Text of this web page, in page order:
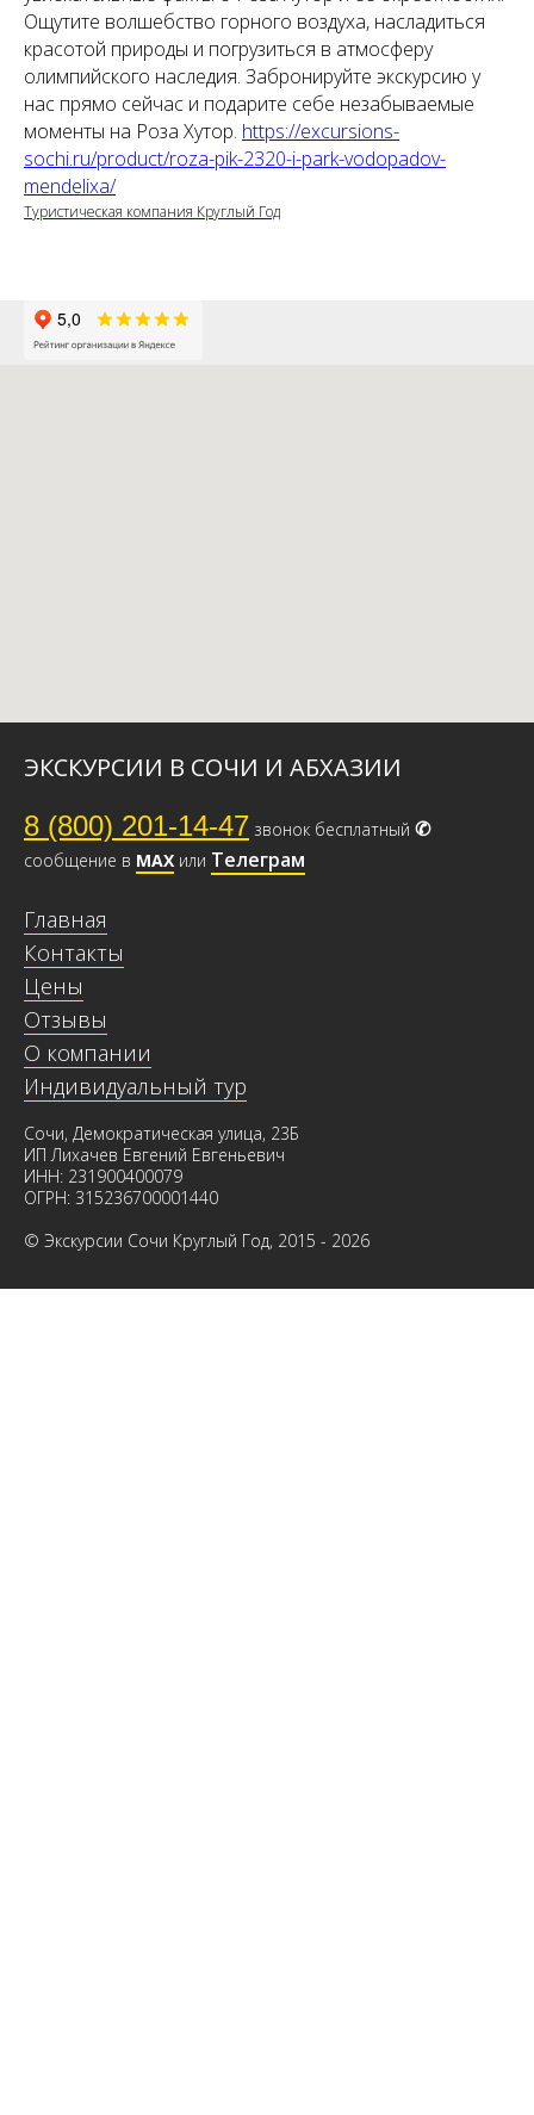
Ощутите волшебство горного воздуха, насладиться
красотой природы и погрузиться в атмосферу
олимпийского наследия. Забронируйте экскурсию у
нас прямо сейчас и подарите себе незабываемые
моменты на Роза Хутор. https://excursions-
sochi.ru/product/roza-pik-2320-i-park-vodopadov-
mendelixa/
Туристическая компания Круглый Год
ЭКСКУРСИИ В СОЧИ И АБХАЗИИ
8 (800) 201-14-47 звонок бесплатный ✆
сообщение в МАХ или Телеграм
Главная
Контакты
Цены
Отзывы
О компании
Индивидуальный тур
Сочи, Демократическая улица, 23Б
ИП Лихачев Евгений Евгеньевич
ИНН: 231900400079
ОГРН: 315236700001440
© Экскурсии Сочи Круглый Год, 2015 - 2026